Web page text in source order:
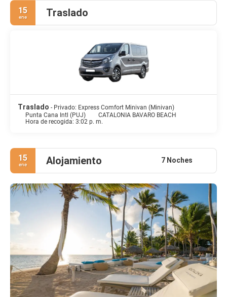
15
ene Traslado
Traslado - Privado: Express Comfort Minivan (Minivan)
Punta Cana Intl (PUJ)
CATALONIA BAVARO BEACH
Hora de recogida: 3:02 p. m.
15
ene Alojamiento 7 Noches